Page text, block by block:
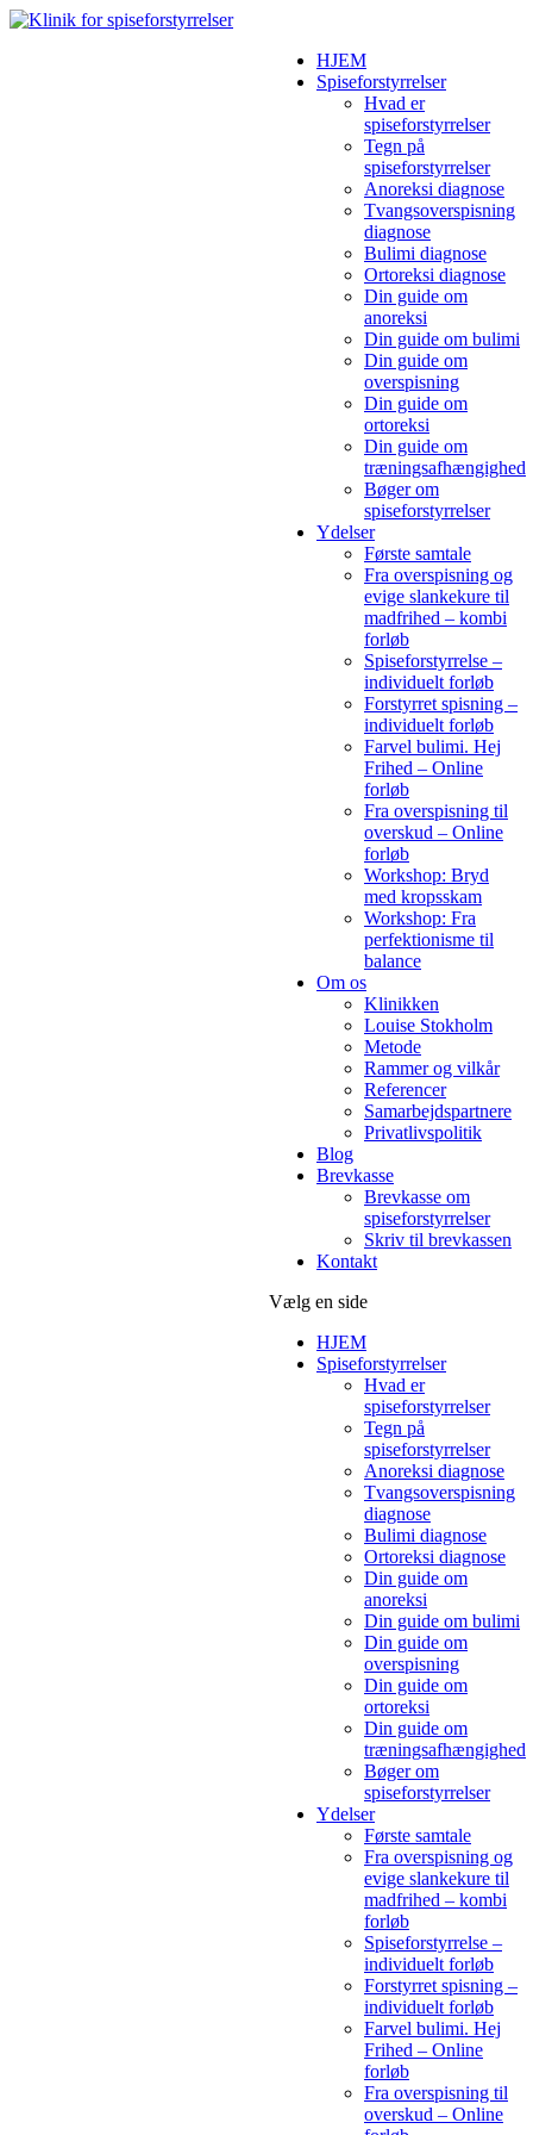
HJEM
Spiseforstyrrelser
Hvad er
spiseforstyrrelser
Tegn på
spiseforstyrrelser
Anoreksi diagnose
Tvangsoverspisning
diagnose
Bulimi diagnose
Ortoreksi diagnose
Din guide om
anoreksi
Din guide om bulimi
Din guide om
overspisning
Din guide om
ortoreksi
Din guide om
træningsafhængighed
Bøger om
spiseforstyrrelser
Ydelser
Første samtale
Fra overspisning og
evige slankekure til
madfrihed – kombi
forløb
Spiseforstyrrelse –
individuelt forløb
Forstyrret spisning –
individuelt forløb
Farvel bulimi. Hej
Frihed – Online
forløb
Fra overspisning til
overskud – Online
forløb
Workshop: Bryd
med kropsskam
Workshop: Fra
perfektionisme til
balance
Om os
Klinikken
Louise Stokholm
Metode
Rammer og vilkår
Referencer
Samarbejdspartnere
Privatlivspolitik
Blog
Brevkasse
Brevkasse om
spiseforstyrrelser
Skriv til brevkassen
Kontakt
Vælg en side
HJEM
Spiseforstyrrelser
Hvad er
spiseforstyrrelser
Tegn på
spiseforstyrrelser
Anoreksi diagnose
Tvangsoverspisning
diagnose
Bulimi diagnose
Ortoreksi diagnose
Din guide om
anoreksi
Din guide om bulimi
Din guide om
overspisning
Din guide om
ortoreksi
Din guide om
træningsafhængighed
Bøger om
spiseforstyrrelser
Ydelser
Første samtale
Fra overspisning og
evige slankekure til
madfrihed – kombi
forløb
Spiseforstyrrelse –
individuelt forløb
Forstyrret spisning –
individuelt forløb
Farvel bulimi. Hej
Frihed – Online
forløb
Fra overspisning til
overskud – Online